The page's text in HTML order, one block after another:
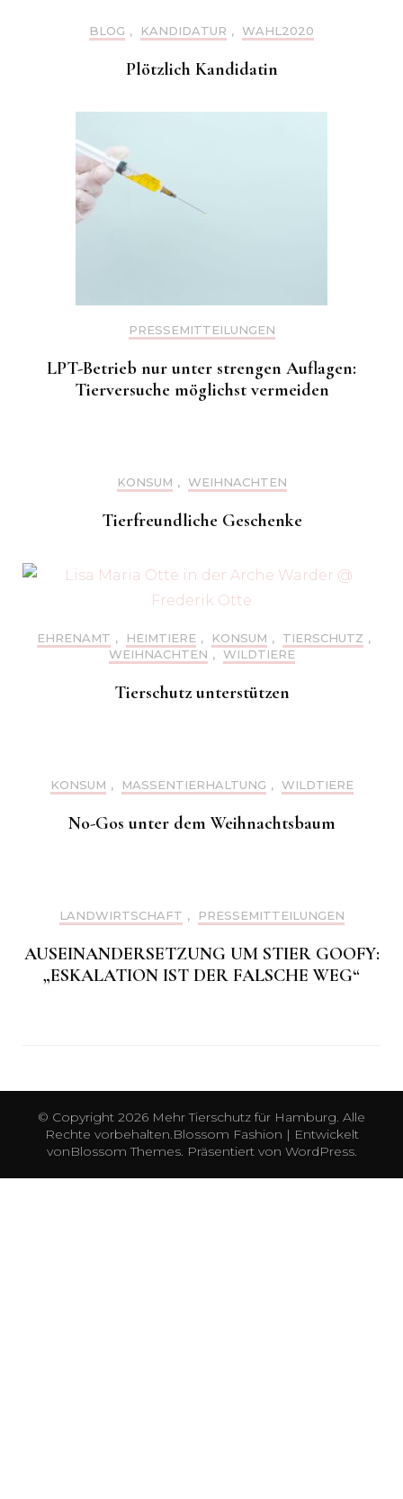
BLOG , KANDIDATUR , WAHL2020
Plötzlich Kandidatin
PRESSEMITTEILUNGEN
LPT-Betrieb nur unter strengen Auflagen:
Tierversuche möglichst vermeiden
KONSUM , WEIHNACHTEN
Tierfreundliche Geschenke
EHRENAMT , HEIMTIERE , KONSUM , TIERSCHUTZ ,
WEIHNACHTEN , WILDTIERE
Tierschutz unterstützen
KONSUM , MASSENTIERHALTUNG , WILDTIERE
No-Gos unter dem Weihnachtsbaum
LANDWIRTSCHAFT , PRESSEMITTEILUNGEN
AUSEINANDERSETZUNG UM STIER GOOFY:
„ESKALATION IST DER FALSCHE WEG“
© Copyright 2026 Mehr Tierschutz für Hamburg. Alle
Rechte vorbehalten.Blossom Fashion | Entwickelt
vonBlossom Themes. Präsentiert von WordPress.